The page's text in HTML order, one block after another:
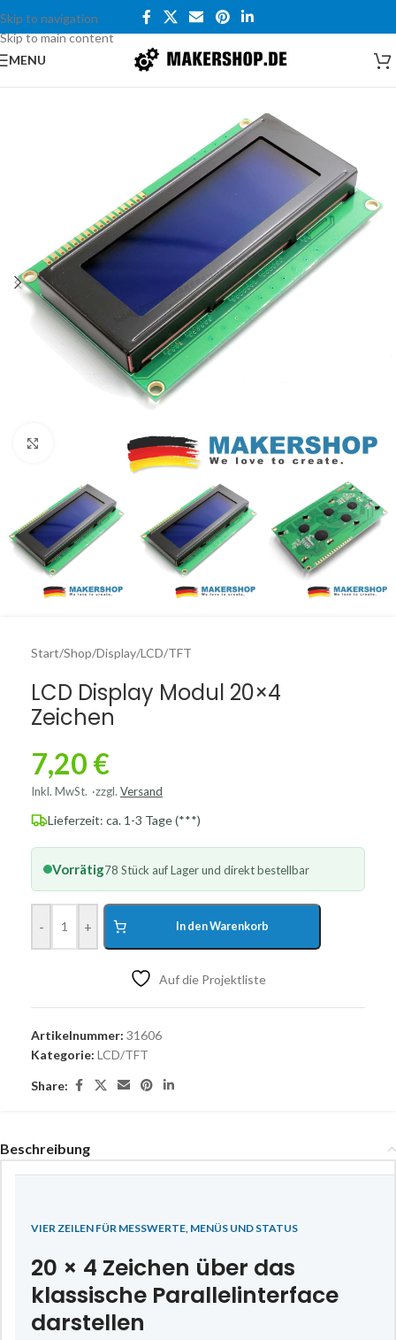
Skip to navigation
Skip to main content
MENU
Click to enlarge
Start/Shop/Display/LCD/TFT
LCD Display Modul 20×4
Zeichen
7,20 €
Inkl. MwSt. zzgl. Versand
Lieferzeit: ca. 1-3 Tage (***)
Vorrätig78 Stück auf Lager und direkt bestellbar
- + In den Warenkorb
Auf die Projektliste
Artikelnummer: 31606
Kategorie: LCD/TFT
Share:
Beschreibung
VIER ZEILEN FÜR MESSWERTE, MENÜS UND STATUS
20 × 4 Zeichen über das
klassische Parallelinterface
darstellen